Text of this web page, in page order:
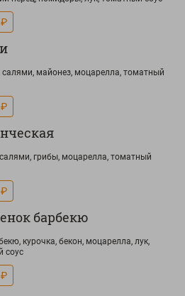
майонез, моцарелла, томатный
салями, грибы, моцарелла, томатный
барбекю
курочка, бекон, моцарелла, лук,
соус